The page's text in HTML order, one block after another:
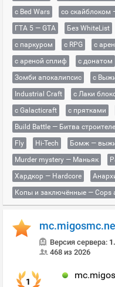
с Bed Wars
со скайблоком
ГТА 5 — GTA
Без WhiteList
с паркуром
с RPG с
с ареной сплиф
с донатом
Зомби апокалипсис
с
Industrial Craft
с Лаки
с Galacticraft
с прятками
Build Battle — Битва
Fly
Hi-Tech
Бомж —
Murder mystery — Маньяк
Хардкор — Hardcore
Копы и заключённые — Cops
Версия сервера:
468 из 2026
1